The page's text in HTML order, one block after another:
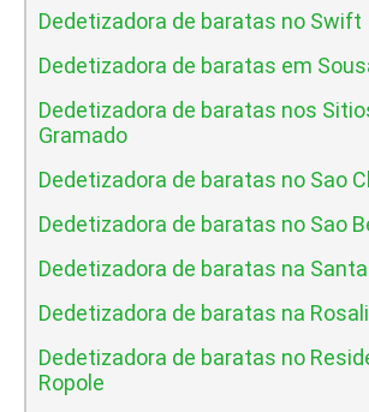
Dedetizadora de baratas no Swift
Dedetizadora de baratas em
Dedetizadora de baratas nos
Gramado
Dedetizadora de baratas no Sao
Dedetizadora de baratas no Sao
Dedetizadora de baratas na
Dedetizadora de baratas na
Dedetizadora de baratas no
Ropole